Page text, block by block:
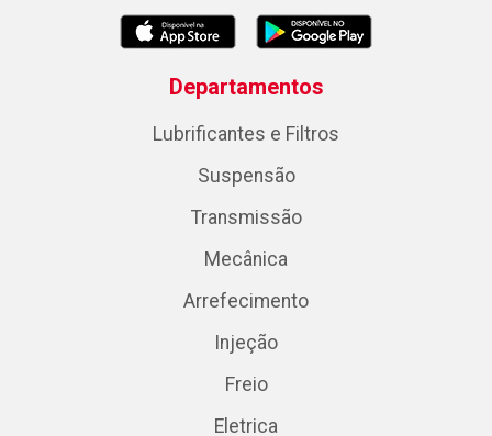
Departamentos
Lubrificantes e Filtros
Suspensão
Transmissão
Mecânica
Arrefecimento
Injeção
Freio
Eletrica